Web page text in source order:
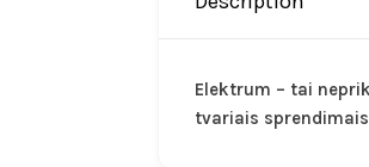
Elektrum – tai
tvariais